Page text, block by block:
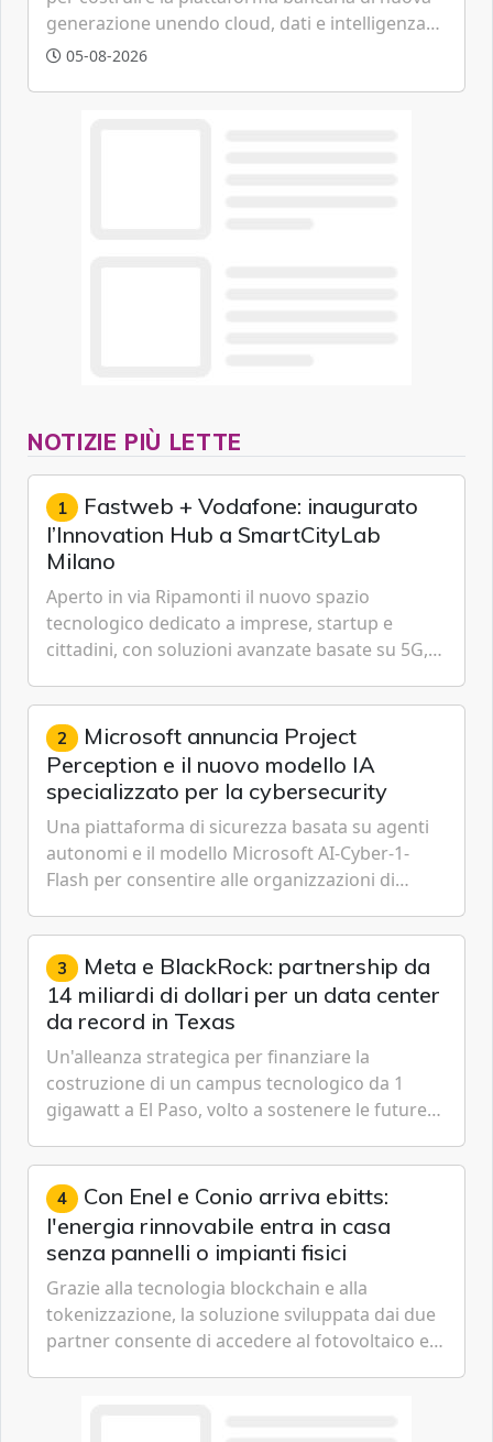
generazione unendo cloud, dati e intelligenza
artificiale.
05-08-2026
NOTIZIE PIÙ LETTE
1 Fastweb + Vodafone: inaugurato
l’Innovation Hub a SmartCityLab
Milano
Aperto in via Ripamonti il nuovo spazio
tecnologico dedicato a imprese, startup e
cittadini, con soluzioni avanzate basate su 5G,
Cybersecurity.
2 Microsoft annuncia Project
Perception e il nuovo modello IA
specializzato per la cybersecurity
Una piattaforma di sicurezza basata su agenti
autonomi e il modello Microsoft AI-Cyber-1-
Flash per consentire alle organizzazioni di
gestione continua del rischio.
3 Meta e BlackRock: partnership da
14 miliardi di dollari per un data center
da record in Texas
Un'alleanza strategica per finanziare la
costruzione di un campus tecnologico da 1
gigawatt a El Paso, volto a sostenere le future
artificiale dell'azienda di Mark Zuckerberg.
4 Con Enel e Conio arriva ebitts:
l'energia rinnovabile entra in casa
senza pannelli o impianti fisici
Grazie alla tecnologia blockchain e alla
tokenizzazione, la soluzione sviluppata dai due
partner consente di accedere al fotovoltaico e